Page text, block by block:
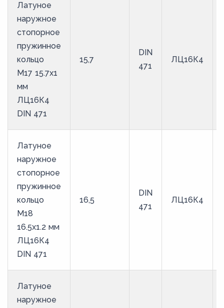
Латуное
наружное
стопорное
пружинное
кольцо
M17 15.7х1
мм
ЛЦ16К4
DIN 471
15,7
DIN
471
ЛЦ16К4
Латуное
наружное
стопорное
пружинное
кольцо
M18
16.5х1.2 мм
ЛЦ16К4
DIN 471
16,5
DIN
471
ЛЦ16К4
Латуное
наружное